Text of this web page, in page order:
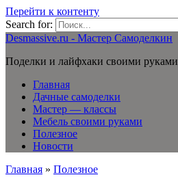
Перейти к контенту
Search for:
Desmassive.ru - Мастер Самоделкин
Поделки и лайфхаки своими руками
Главная
Дачные самоделки
Мастер — классы
Мебель своими руками
Полезное
Новости
Главная » Полезное